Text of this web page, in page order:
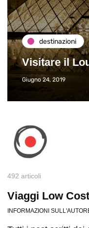
destinazioni
Visitare il
Giugno 24, 2019
492 articoli
Viaggi Low Cost
INFORMAZIONI